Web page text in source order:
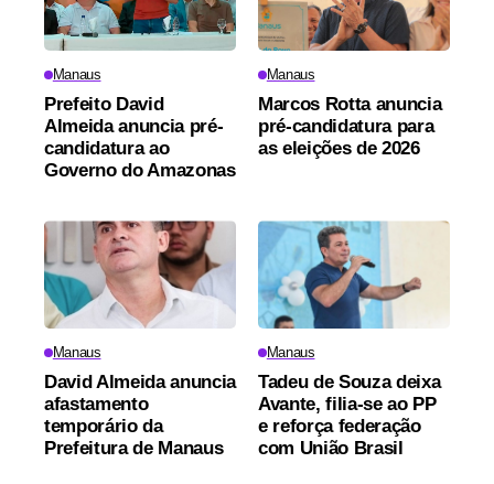
Manaus
Prefeito David
Almeida anuncia pré-
candidatura ao
Governo do Amazonas
Manaus
Marcos Rotta anuncia
pré-candidatura para
as eleições de 2026
Manaus
David Almeida anuncia
afastamento
temporário da
Prefeitura de Manaus
Manaus
Tadeu de Souza deixa
Avante, filia-se ao PP
e reforça federação
com União Brasil